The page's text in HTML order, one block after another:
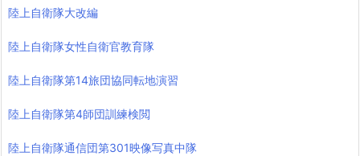
陸上自衛隊大改編
陸上自衛隊女性自衛官教育隊
陸上自衛隊第14旅団協同転地演習
陸上自衛隊第4師団訓練検閲
陸上自衛隊通信団第301映像写真中隊